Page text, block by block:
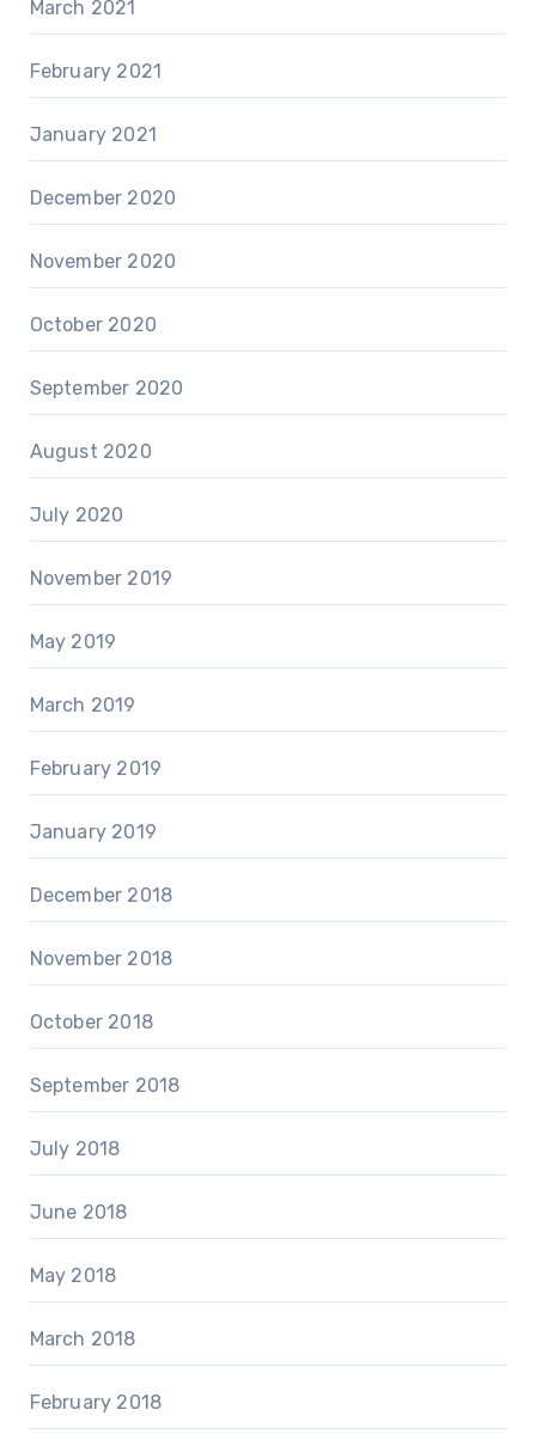
March 2021
February 2021
January 2021
December 2020
November 2020
October 2020
September 2020
August 2020
July 2020
November 2019
May 2019
March 2019
February 2019
January 2019
December 2018
November 2018
October 2018
September 2018
July 2018
June 2018
May 2018
March 2018
February 2018